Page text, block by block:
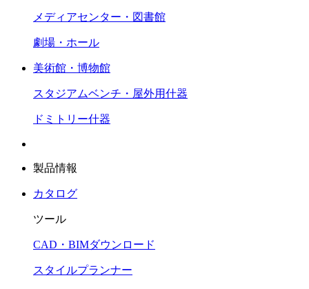
メディアセンター・図書館
劇場・ホール
美術館・博物館
スタジアムベンチ・屋外用什器
ドミトリー什器
製品情報
カタログ
ツール
CAD・BIMダウンロード
スタイルプランナー